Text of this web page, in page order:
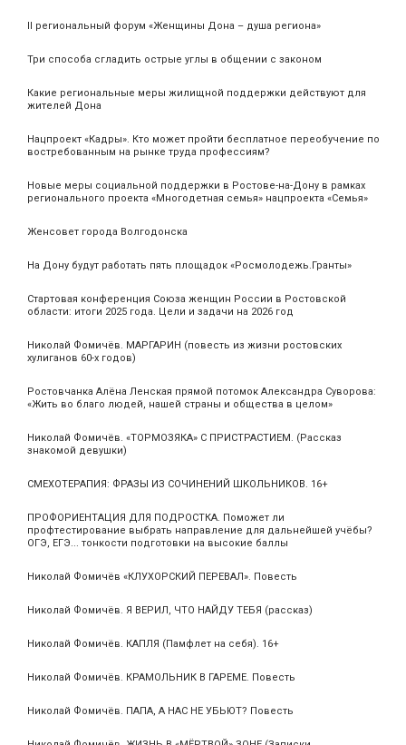
II региональный форум «Женщины Дона – душа региона»
Три способа сгладить острые углы в общении с законом
Какие региональные меры жилищной поддержки действуют для
жителей Дона
Нацпроект «Кадры». Кто может пройти бесплатное переобучение по
востребованным на рынке труда профессиям?
Новые меры социальной поддержки в Ростове-на-Дону в рамках
регионального проекта «Многодетная семья» нацпроекта «Семья»
Женсовет города Волгодонска
На Дону будут работать пять площадок «Росмолодежь.Гранты»
Стартовая конференция Союза женщин России в Ростовской
области: итоги 2025 года. Цели и задачи на 2026 год
Николай Фомичёв. МАРГАРИН (повесть из жизни ростовских
хулиганов 60-х годов)
Ростовчанка Алёна Ленская прямой потомок Александра Суворова:
«Жить во благо людей, нашей страны и общества в целом»
Николай Фомичёв. «ТОРМОЗЯКА» С ПРИСТРАСТИЕМ. (Рассказ
знакомой девушки)
СМЕХОТЕРАПИЯ: ФРАЗЫ ИЗ СОЧИНЕНИЙ ШКОЛЬНИКОВ. 16+
ПРОФОРИЕНТАЦИЯ ДЛЯ ПОДРОСТКА. Поможет ли
профтестирование выбрать направление для дальнейшей учёбы?
ОГЭ, ЕГЭ... тонкости подготовки на высокие баллы
Николай Фомичёв «КЛУХОРСКИЙ ПЕРЕВАЛ». Повесть
Николай Фомичёв. Я ВЕРИЛ, ЧТО НАЙДУ ТЕБЯ (рассказ)
Николай Фомичёв. КАПЛЯ (Памфлет на себя). 16+
Николай Фомичёв. КРАМОЛЬНИК В ГАРЕМЕ. Повесть
Николай Фомичёв. ПАПА, А НАС НЕ УБЬЮТ? Повесть